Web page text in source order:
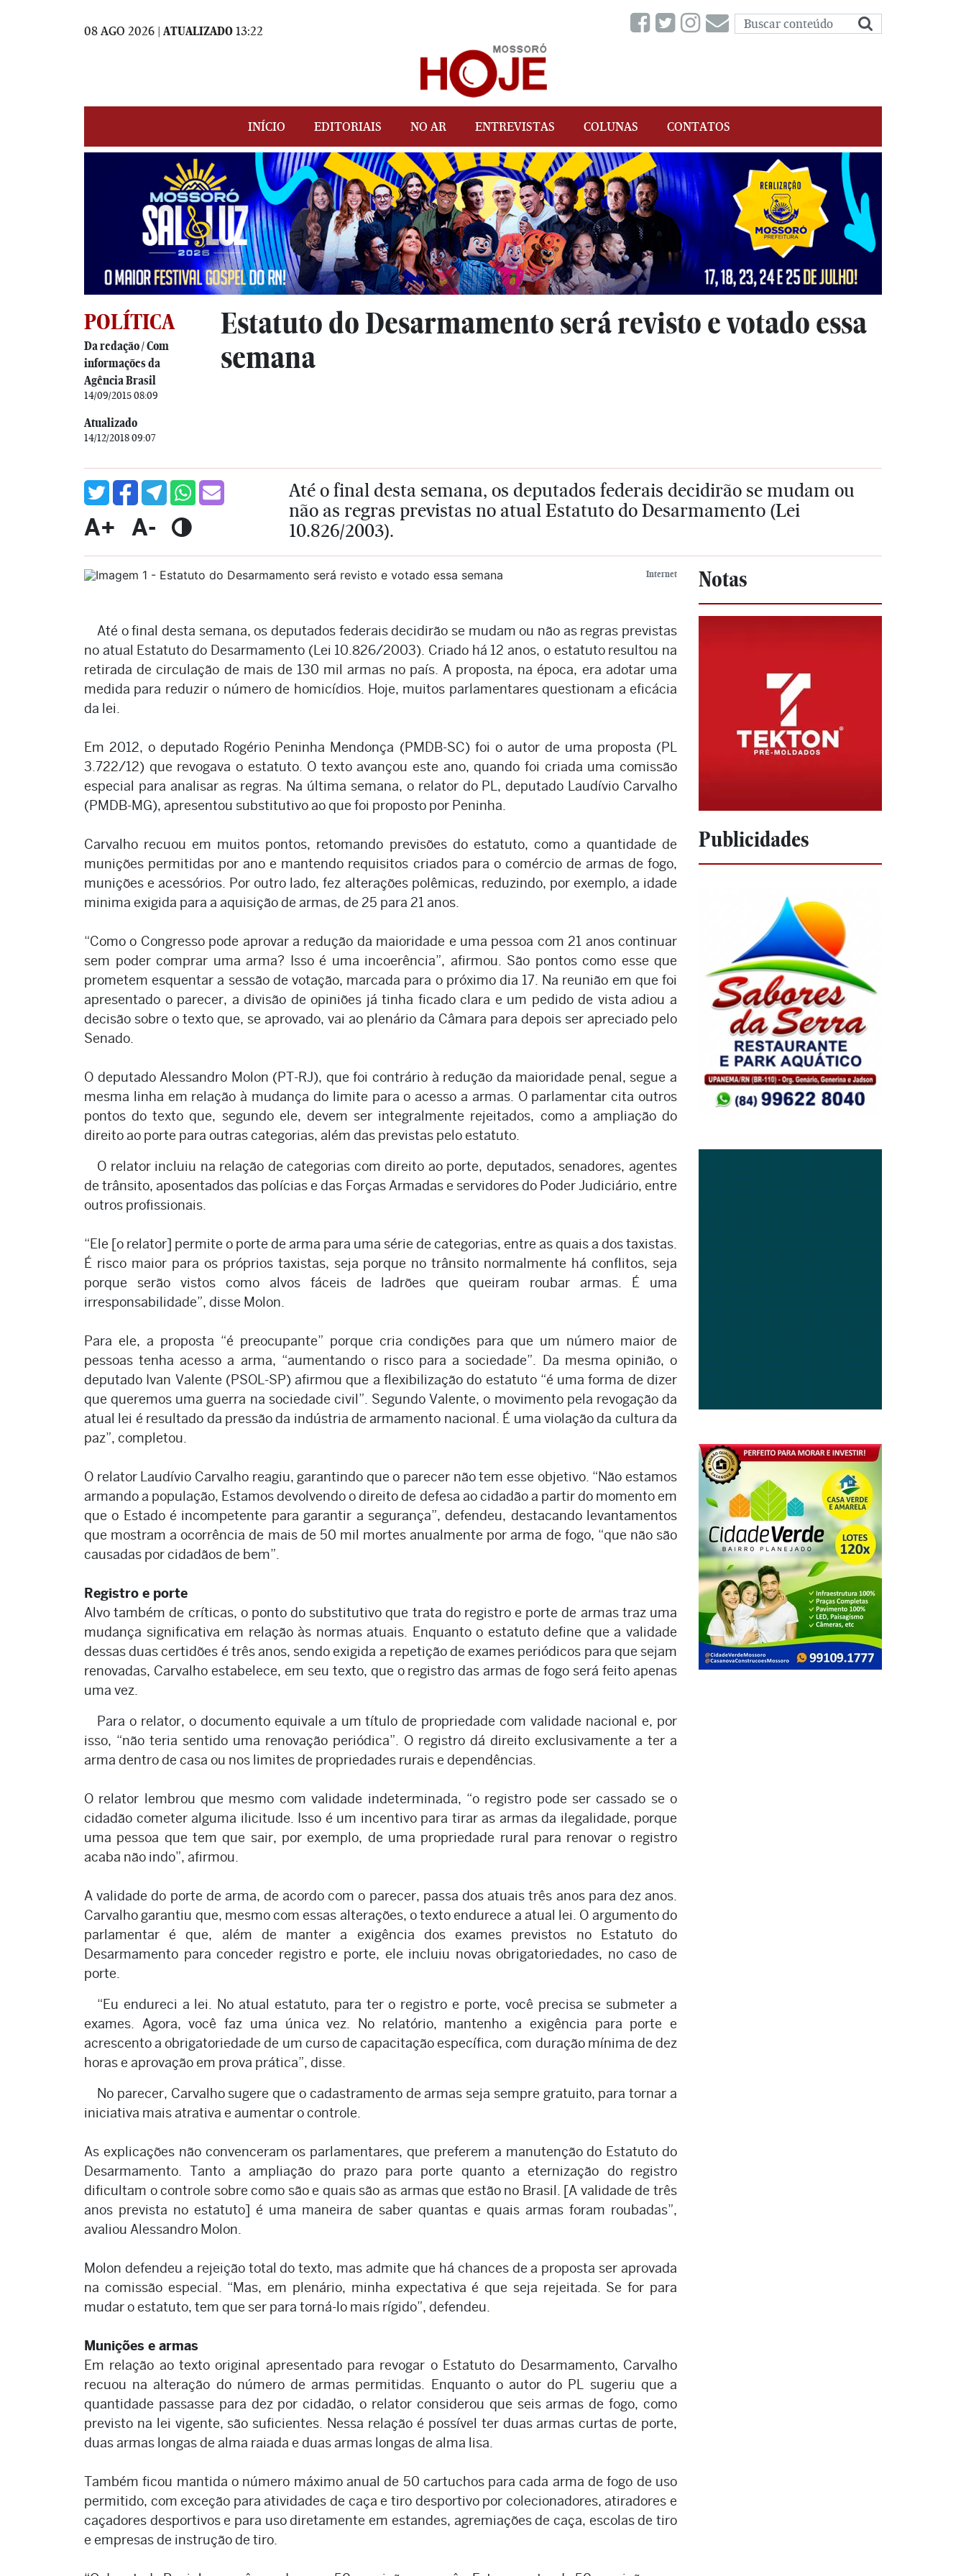
08 AGO 2026 | ATUALIZADO 13:22
INÍCIO EDITORIAIS NO AR ENTREVISTAS COLUNAS CONTATOS
POLÍTICA
Da redação / Com
informações da
Agência Brasil
14/09/2015 08:09
Atualizado
14/12/2018 09:07
Estatuto do Desarmamento será revisto e votado essa
semana
A+ A-
Até o final desta semana, os deputados federais decidirão se mudam ou
não as regras previstas no atual Estatuto do Desarmamento (Lei
10.826/2003).
Internet
Até o final desta semana, os deputados federais decidirão se mudam ou não as regras previstas
no atual Estatuto do Desarmamento (Lei 10.826/2003). Criado há 12 anos, o estatuto resultou na
retirada de circulação de mais de 130 mil armas no país. A proposta, na época, era adotar uma
medida para reduzir o número de homicídios. Hoje, muitos parlamentares questionam a eficácia
da lei.
Em 2012, o deputado Rogério Peninha Mendonça (PMDB-SC) foi o autor de uma proposta (PL
3.722/12) que revogava o estatuto. O texto avançou este ano, quando foi criada uma comissão
especial para analisar as regras. Na última semana, o relator do PL, deputado Laudívio Carvalho
(PMDB-MG), apresentou substitutivo ao que foi proposto por Peninha.
Carvalho recuou em muitos pontos, retomando previsões do estatuto, como a quantidade de
munições permitidas por ano e mantendo requisitos criados para o comércio de armas de fogo,
munições e acessórios. Por outro lado, fez alterações polêmicas, reduzindo, por exemplo, a idade
minima exigida para a aquisição de armas, de 25 para 21 anos.
“Como o Congresso pode aprovar a redução da maioridade e uma pessoa com 21 anos continuar
sem poder comprar uma arma? Isso é uma incoerência”, afirmou. São pontos como esse que
prometem esquentar a sessão de votação, marcada para o próximo dia 17. Na reunião em que foi
apresentado o parecer, a divisão de opiniões já tinha ficado clara e um pedido de vista adiou a
decisão sobre o texto que, se aprovado, vai ao plenário da Câmara para depois ser apreciado pelo
Senado.
O deputado Alessandro Molon (PT-RJ), que foi contrário à redução da maioridade penal, segue a
mesma linha em relação à mudança do limite para o acesso a armas. O parlamentar cita outros
pontos do texto que, segundo ele, devem ser integralmente rejeitados, como a ampliação do
direito ao porte para outras categorias, além das previstas pelo estatuto.
O relator incluiu na relação de categorias com direito ao porte, deputados, senadores, agentes
de trânsito, aposentados das polícias e das Forças Armadas e servidores do Poder Judiciário, entre
outros profissionais.
“Ele [o relator] permite o porte de arma para uma série de categorias, entre as quais a dos taxistas.
É risco maior para os próprios taxistas, seja porque no trânsito normalmente há conflitos, seja
porque serão vistos como alvos fáceis de ladrões que queiram roubar armas. É uma
irresponsabilidade”, disse Molon.
Para ele, a proposta “é preocupante” porque cria condições para que um número maior de
pessoas tenha acesso a arma, “aumentando o risco para a sociedade”. Da mesma opinião, o
deputado Ivan Valente (PSOL-SP) afirmou que a flexibilização do estatuto “é uma forma de dizer
que queremos uma guerra na sociedade civil”. Segundo Valente, o movimento pela revogação da
atual lei é resultado da pressão da indústria de armamento nacional. É uma violação da cultura da
paz”, completou.
O relator Laudívio Carvalho reagiu, garantindo que o parecer não tem esse objetivo. “Não estamos
armando a população, Estamos devolvendo o direito de defesa ao cidadão a partir do momento em
que o Estado é incompetente para garantir a segurança”, defendeu, destacando levantamentos
que mostram a ocorrência de mais de 50 mil mortes anualmente por arma de fogo, “que não são
causadas por cidadãos de bem”.
Registro e porte
Alvo também de críticas, o ponto do substitutivo que trata do registro e porte de armas traz uma
mudança significativa em relação às normas atuais. Enquanto o estatuto define que a validade
dessas duas certidões é três anos, sendo exigida a repetição de exames periódicos para que sejam
renovadas, Carvalho estabelece, em seu texto, que o registro das armas de fogo será feito apenas
uma vez.
Para o relator, o documento equivale a um título de propriedade com validade nacional e, por
isso, “não teria sentido uma renovação periódica”. O registro dá direito exclusivamente a ter a
arma dentro de casa ou nos limites de propriedades rurais e dependências.
O relator lembrou que mesmo com validade indeterminada, “o registro pode ser cassado se o
cidadão cometer alguma ilicitude. Isso é um incentivo para tirar as armas da ilegalidade, porque
uma pessoa que tem que sair, por exemplo, de uma propriedade rural para renovar o registro
acaba não indo”, afirmou.
A validade do porte de arma, de acordo com o parecer, passa dos atuais três anos para dez anos.
Carvalho garantiu que, mesmo com essas alterações, o texto endurece a atual lei. O argumento do
parlamentar é que, além de manter a exigência dos exames previstos no Estatuto do
Desarmamento para conceder registro e porte, ele incluiu novas obrigatoriedades, no caso de
porte.
“Eu endureci a lei. No atual estatuto, para ter o registro e porte, você precisa se submeter a
exames. Agora, você faz uma única vez. No relatório, mantenho a exigência para porte e
acrescento a obrigatoriedade de um curso de capacitação específica, com duração mínima de dez
horas e aprovação em prova prática”, disse.
No parecer, Carvalho sugere que o cadastramento de armas seja sempre gratuito, para tornar a
iniciativa mais atrativa e aumentar o controle.
As explicações não convenceram os parlamentares, que preferem a manutenção do Estatuto do
Desarmamento. Tanto a ampliação do prazo para porte quanto a eternização do registro
dificultam o controle sobre como são e quais são as armas que estão no Brasil. [A validade de três
anos prevista no estatuto] é uma maneira de saber quantas e quais armas foram roubadas”,
avaliou Alessandro Molon.
Molon defendeu a rejeição total do texto, mas admite que há chances de a proposta ser aprovada
na comissão especial. “Mas, em plenário, minha expectativa é que seja rejeitada. Se for para
mudar o estatuto, tem que ser para torná-lo mais rígido”, defendeu.
Munições e armas
Em relação ao texto original apresentado para revogar o Estatuto do Desarmamento, Carvalho
recuou na alteração do número de armas permitidas. Enquanto o autor do PL sugeriu que a
quantidade passasse para dez por cidadão, o relator considerou que seis armas de fogo, como
previsto na lei vigente, são suficientes. Nessa relação é possível ter duas armas curtas de porte,
duas armas longas de alma raiada e duas armas longas de alma lisa.
Também ficou mantida o número máximo anual de 50 cartuchos para cada arma de fogo de uso
permitido, com exceção para atividades de caça e tiro desportivo por colecionadores, atiradores e
caçadores desportivos e para uso diretamente em estandes, agremiações de caça, escolas de tiro
e empresas de instrução de tiro.
Notas
Publicidades